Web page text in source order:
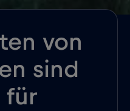
von
sind
für